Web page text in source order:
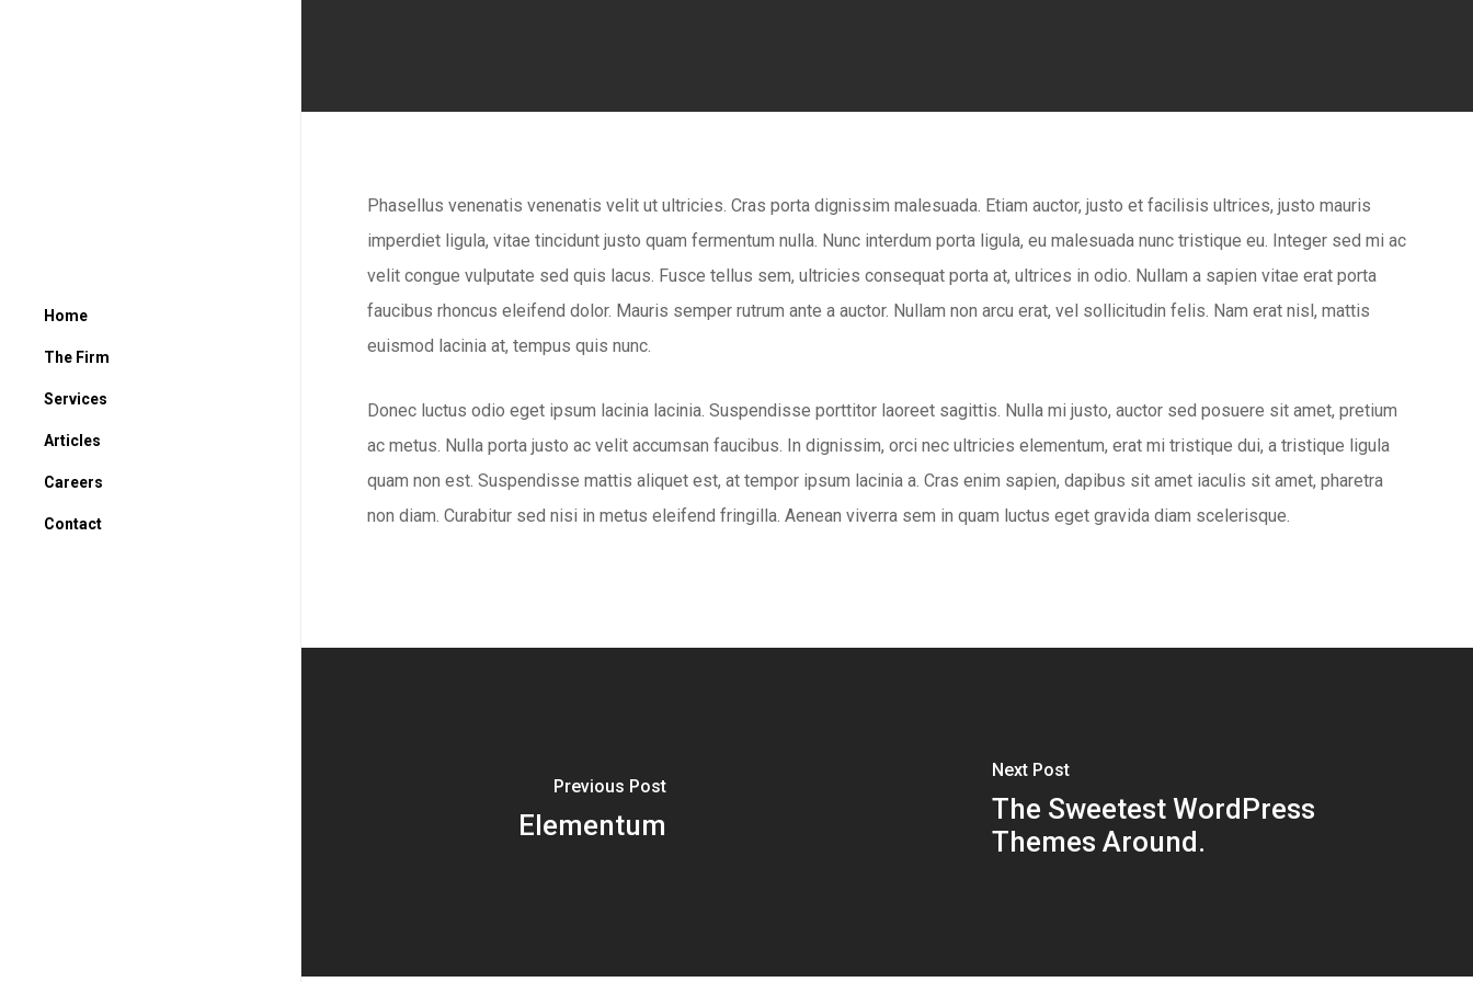
Home
The Firm
Services
Articles
Careers
Contact
Phasellus venenatis venenatis velit ut ultricies. Cras porta dignissim malesuada. Etiam auctor, justo et facilisis ultrices, justo mauris
imperdiet ligula, vitae tincidunt justo quam fermentum nulla. Nunc interdum porta ligula, eu malesuada nunc tristique eu. Integer sed mi ac
velit congue vulputate sed quis lacus. Fusce tellus sem, ultricies consequat porta at, ultrices in odio. Nullam a sapien vitae erat porta
faucibus rhoncus eleifend dolor. Mauris semper rutrum ante a auctor. Nullam non arcu erat, vel sollicitudin felis. Nam erat nisl, mattis
euismod lacinia at, tempus quis nunc.
Donec luctus odio eget ipsum lacinia lacinia. Suspendisse porttitor laoreet sagittis. Nulla mi justo, auctor sed posuere sit amet, pretium
ac metus. Nulla porta justo ac velit accumsan faucibus. In dignissim, orci nec ultricies elementum, erat mi tristique dui, a tristique ligula
quam non est. Suspendisse mattis aliquet est, at tempor ipsum lacinia a. Cras enim sapien, dapibus sit amet iaculis sit amet, pharetra
non diam. Curabitur sed nisi in metus eleifend fringilla. Aenean viverra sem in quam luctus eget gravida diam scelerisque.
Previous Post
Elementum
Next Post
The Sweetest WordPress
Themes Around.